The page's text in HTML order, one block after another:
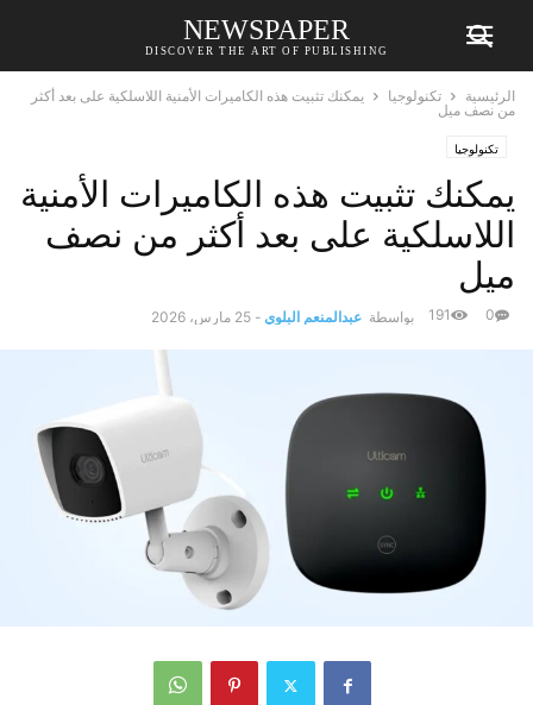
NEWSPAPER
DISCOVER THE ART OF PUBLISHING
الرئيسية تكنولوجيا
يمكنك تثبيت هذه الكاميرات الأمنية اللاسلكية على بعد أكثر
من نصف ميل
تكنولوجيا
يمكنك تثبيت هذه الكاميرات الأمنية
اللاسلكية على بعد أكثر من نصف
ميل
بواسطة عبدالمنعم البلوي - 25 مارس، 2026 0
191